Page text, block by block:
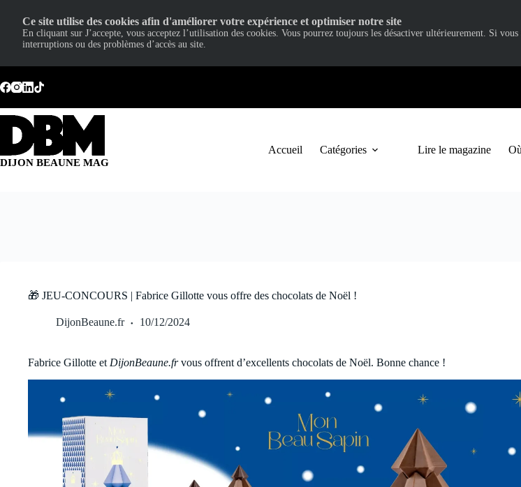
au
contenu
DIJON BEAUNE MAG
Accueil Catégories Lire le magazine
🎁 JEU-CONCOURS | Fabrice Gillotte vous offre des chocolats de Noël !
DijonBeaune.fr 10/12/2024
Fabrice Gillotte et DijonBeaune.frvous offrent d’excellents chocolats de Noël. Bonne chance !
Ce site utilise des cookies afin d'améliorer votre expérience et optimiser notre site
En cliquant sur J’accepte, vous acceptez l’utilisation des cookies. Vous pourrez toujours les désactiver ultérieurement. Si
interruptions ou des problèmes d’accès au site.